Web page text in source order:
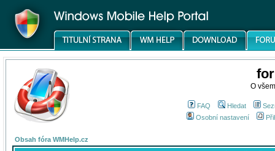
O
FAQ Hledat
Osobní nastavení
Obsah fóra WMHelp.cz